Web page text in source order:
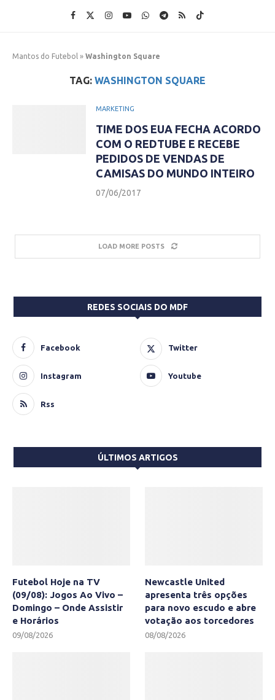
Mantos do Futebol » Washington Square
TAG: WASHINGTON SQUARE
MARKETING
TIME DOS EUA FECHA ACORDO
COM O REDTUBE E RECEBE
PEDIDOS DE VENDAS DE
CAMISAS DO MUNDO INTEIRO
07/06/2017
LOAD MORE POSTS
REDES SOCIAIS DO MDF
Facebook Twitter
Instagram Youtube
Rss
ÚLTIMOS ARTIGOS
Futebol Hoje na TV
(09/08): Jogos Ao Vivo –
Domingo – Onde Assistir
e Horários
09/08/2026
Newcastle United
apresenta três opções
para novo escudo e abre
votação aos torcedores
08/08/2026